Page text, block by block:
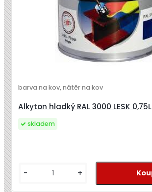
Alkyton hladký RAL 3000 LESK 0,75L
barva na kov, nátěr na kov
skladem
- +